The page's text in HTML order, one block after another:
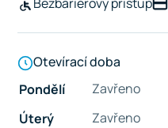
Otevírací doba
Pondělí
Zavřeno
Úterý
Zavřeno